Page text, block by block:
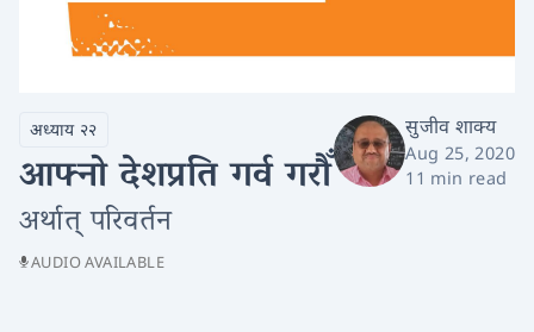
अध्याय २२
आफ्नो देशप्रति गर्व गरौँ
अर्थात् परिवर्तन
सुजीव शाक्य
Aug 25, 2020
11 min read
AUDIO AVAILABLE